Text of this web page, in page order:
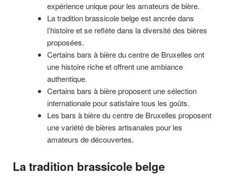
expérience unique pour les amateurs de bière.
La tradition brassicole belge est ancrée dans
l’histoire et se reflète dans la diversité des bières
proposées.
Certains bars à bière du centre de Bruxelles ont
une histoire riche et offrent une ambiance
authentique.
Certains bars à bière proposent une sélection
internationale pour satisfaire tous les goûts.
Les bars à bière du centre de Bruxelles proposent
une variété de bières artisanales pour les
amateurs de découvertes.
La tradition brassicole belge